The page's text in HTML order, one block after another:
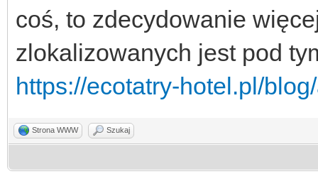
coś, to zdecydowanie
zlokalizowanych jest pod
https://ecotatry-hotel.pl/
Strona WWW Szukaj